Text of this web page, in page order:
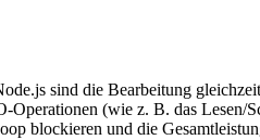
sind die Bearbeitung
Operationen (wie z. B. das
blockieren und die